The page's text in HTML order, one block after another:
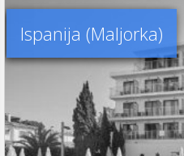
Ispanija (Maljorka)